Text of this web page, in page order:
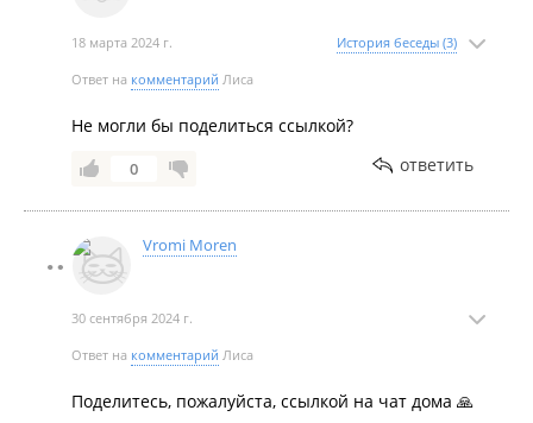
Март 2021
Февраль 2021
18 марта 2024 г. История беседы (3)
Ответ на комментарий Лиса
Не могли бы поделиться ссылкой?
0 ответить
Vromi Moren
30 сентября 2024 г.
Ответ на комментарий Лиса
Поделитесь, пожалуйста, ссылкой на чат дома 🙏